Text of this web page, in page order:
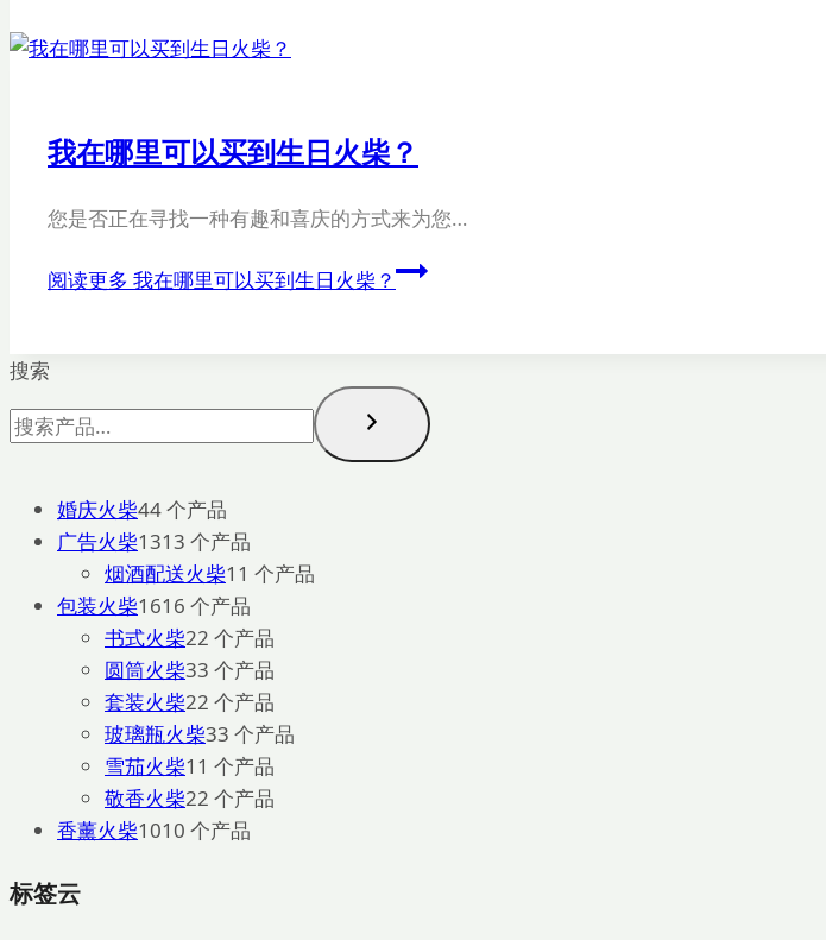
我在哪里可以买到生日火柴？
您是否正在寻找一种有趣和喜庆的方式来为您…
阅读更多 我在哪里可以买到生日火柴？
搜索
婚庆火柴44 个产品
广告火柴1313 个产品
烟酒配送火柴1 1 个产品
包装火柴1616 个产品
书式火柴22 个产品
圆筒火柴33 个产品
套装火柴22 个产品
玻璃瓶火柴33 个产品
雪茄火柴1 1 个产品
敬香火柴22 个产品
香薰火柴1010 个产品
标签云